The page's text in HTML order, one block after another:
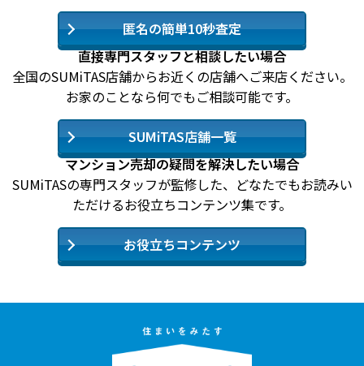
匿名の簡単10秒査定
直接専門スタッフと相談したい場合
全国のSUMiTAS店舗からお近くの店舗へご来店ください。
お家のことなら何でもご相談可能です。
SUMiTAS店舗一覧
マンション売却の疑問を解決したい場合
SUMiTASの専門スタッフが監修した、どなたでもお読みい
ただけるお役立ちコンテンツ集です。
お役立ちコンテンツ